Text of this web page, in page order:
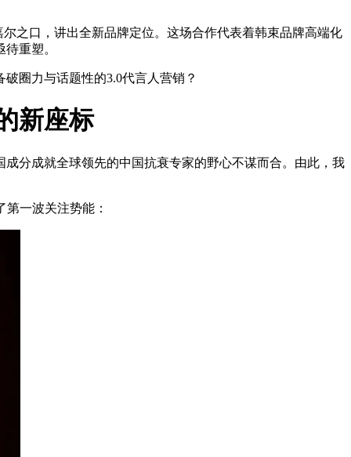
之口，讲出全新品牌定位。这场合作代表着韩束品牌高端化
重塑。
圈力与话题性的3.0代言人营销？
新座标
分成就全球领先的中国抗衰专家的野心不谋而合。由此，我
一波关注势能：